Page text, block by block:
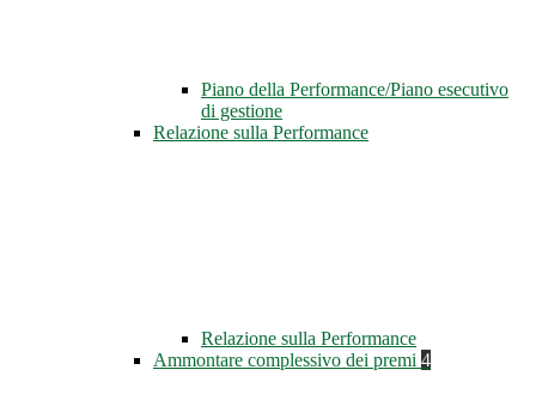
Piano della Performance/Piano esecutivo
di gestione
Relazione sulla Performance
Relazione sulla Performance
Ammontare complessivo dei premi 4